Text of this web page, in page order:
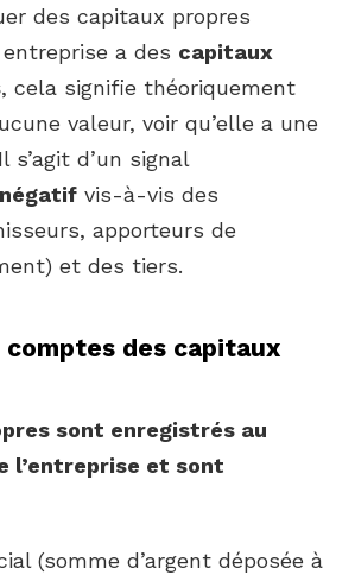
des capitaux propres
a des capitaux
, cela signifie théoriquement
valeur, voir qu’elle a une
s’agit d’un signal
négatif vis-à-vis des
apporteurs de
et des tiers.
des capitaux
sont enregistrés au
l’entreprise et sont
(somme d’argent déposée à